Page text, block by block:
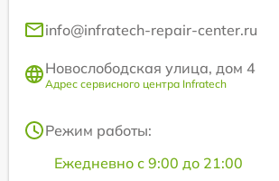
info@infratech-repair-center.ru
Новослободская улица, дом 4
Адрес сервисного центра Infratech
Режим работы:
Ежедневно с 9:00 до 21:00